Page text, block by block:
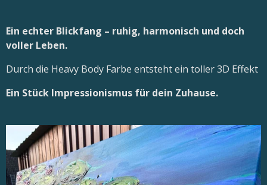
Ein echter Blickfang – ruhig, harmonisch und doch
voller Leben.
Durch die Heavy Body Farbe entsteht ein toller 3D Effekt
Ein Stück Impressionismus für dein Zuhause.